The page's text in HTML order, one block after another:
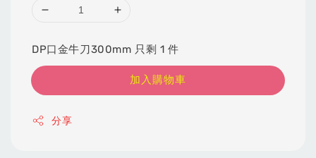
DP口金牛刀300mm 只剩 1 件
加入購物車
分享